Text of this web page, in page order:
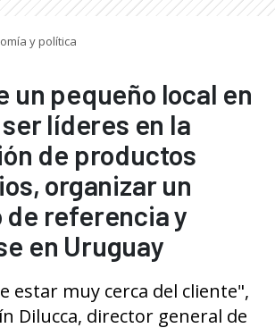
y política
un pequeño local en
líderes en la
de productos
organizar un
de referencia y
en Uruguay
estar muy cerca del cliente",
Dilucca, director general de